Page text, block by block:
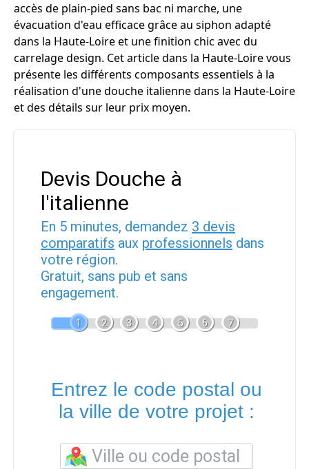
accès de plain-pied sans bac ni marche, une
évacuation d'eau efficace grâce au siphon adapté
dans la Haute-Loire et une finition chic avec du
carrelage design. Cet article dans la Haute-Loire vous
présente les différents composants essentiels à la
réalisation d'une douche italienne dans la Haute-Loire
et des détails sur leur prix moyen.
Devis Douche à
l'italienne
En 5 minutes, demandez 3 devis
comparatifs aux professionnels dans
votre région.
Gratuit, sans pub et sans
engagement.
1 2 3 4 5 6 7
Entrez le code postal ou
la ville de votre projet :